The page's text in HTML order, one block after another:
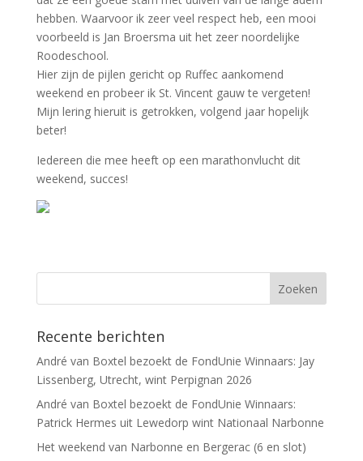
hebben. Waarvoor ik zeer veel respect heb, een mooi
voorbeeld is Jan Broersma uit het zeer noordelijke
Roodeschool.
Hier zijn de pijlen gericht op Ruffec aankomend
weekend en probeer ik St. Vincent gauw te vergeten!
Mijn lering hieruit is getrokken, volgend jaar hopelijk
beter!
Iedereen die mee heeft op een marathonvlucht dit
weekend, succes!
Recente berichten
André van Boxtel bezoekt de FondUnie Winnaars: Jay
Lissenberg, Utrecht, wint Perpignan 2026
André van Boxtel bezoekt de FondUnie Winnaars:
Patrick Hermes uit Lewedorp wint Nationaal Narbonne
Het weekend van Narbonne en Bergerac (6 en slot)